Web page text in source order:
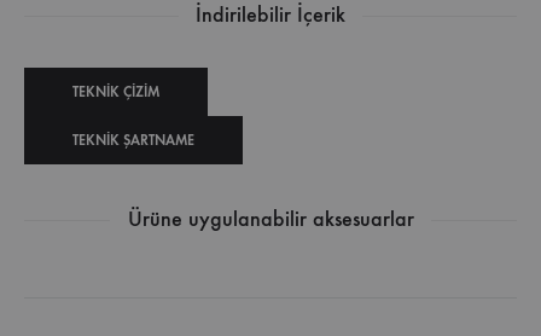
İndirilebilir İçerik
TEKNIK ÇIZIM
TEKNIK ŞARTNAME
Ürüne uygulanabilir aksesuarlar